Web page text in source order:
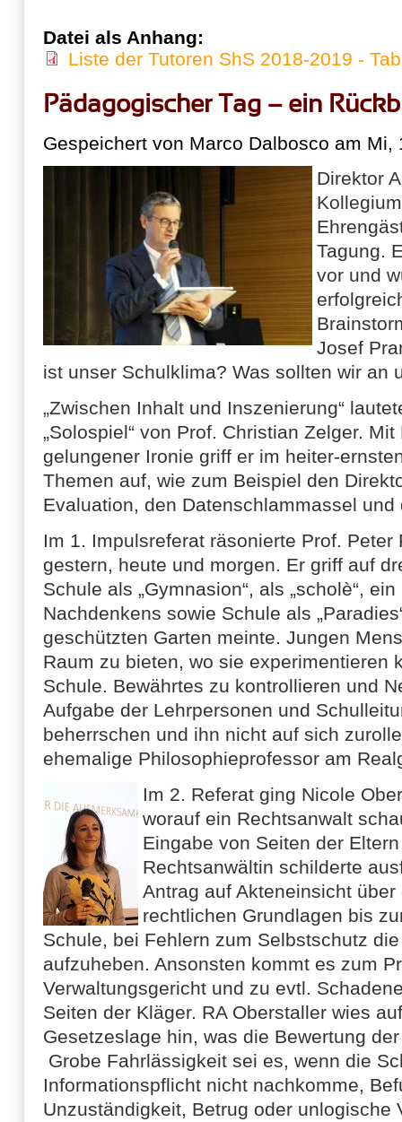
Datei als Anhang:
Liste der Tutoren ShS 2018-2019 -
Pädagogischer Tag – ein
Gespeichert von Marco Dalbosco am Mi,
Direktor
Tagung.
vor und
Josef
ist unser Schulklima? Was sollten wir an
„Zwischen Inhalt und Inszenierung“
„Solospiel“ von Prof. Christian Zelger.
gelungener Ironie griff er im heiter-
Themen auf, wie zum Beispiel den
Evaluation, den Datenschlammassel
Im 1. Impulsreferat räsonierte Prof. Peter
gestern, heute und morgen. Er griff auf
Schule als „Gymnasion“, als „scholè“,
Nachdenkens sowie Schule als
geschützten Garten meinte. Jungen
Raum zu bieten, wo sie experimentieren
Schule. Bewährtes zu kontrollieren und
Aufgabe der Lehrpersonen und
beherrschen und ihn nicht auf sich
ehemalige Philosophieprofessor am
Im 2. Referat ging Nicole
worauf ein Rechtsanwalt
Eingabe von Seiten der
Rechtsanwältin schilderte
Antrag auf Akteneinsicht
rechtlichen Grundlagen bis
Schule, bei Fehlern zum Selbstschutz
aufzuheben. Ansonsten kommt es zum
Verwaltungsgericht und zu evtl.
Seiten der Kläger. RA Oberstaller wies
Gesetzeslage hin, was die Bewertung
Grobe Fahrlässigkeit sei es, wenn die
Informationspflicht nicht nachkomme,
Unzuständigkeit, Betrug oder unlogische